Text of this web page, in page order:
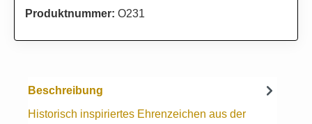
Produktnummer: O231
Beschreibung
Historisch inspiriertes Ehrenzeichen aus der